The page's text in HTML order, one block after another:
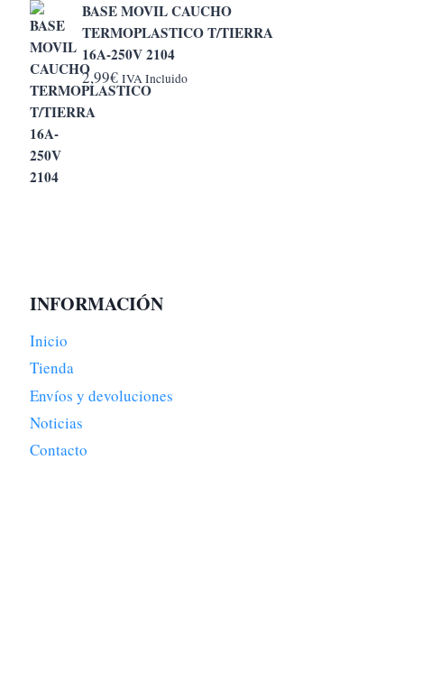
BASE MOVIL CAUCHO
TERMOPLASTICO T/TIERRA
16A-250V 2104
2,99€ IVA Incluido
INFORMACIÓN
Inicio
Tienda
Envíos y devoluciones
Noticias
Contacto